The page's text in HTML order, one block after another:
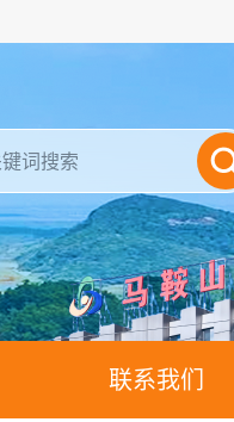
联系我们